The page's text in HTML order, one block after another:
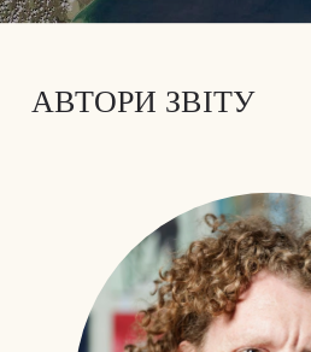
АВТОРИ ЗВІТУ